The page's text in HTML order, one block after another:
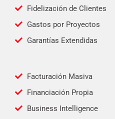
Fidelización de Clientes
Gastos por Proyectos
Garantías Extendidas
Facturación Masiva
Financiación Propia
Business Intelligence